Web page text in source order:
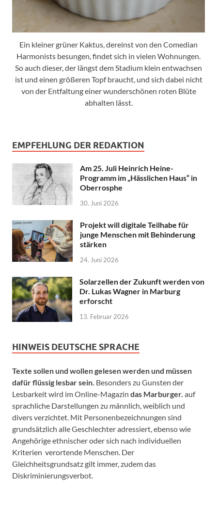
Ein kleiner grüner Kaktus, dereinst von den Comedian
Harmonists besungen, findet sich in vielen Wohnungen.
So auch dieser, der längst dem Stadium klein entwachsen
ist und einen größeren Topf braucht, und sich dabei nicht
von der Entfaltung einer wunderschönen roten Blüte
abhalten lässt.
EMPFEHLUNG DER REDAKTION
Am 25. Juli Heinrich Heine-
Programm im „Hässlichen Haus“ in
Oberrosphe
30. Juni 2026
Projekt will digitale Teilhabe für
junge Menschen mit Behinderung
stärken
24. Juni 2026
Solarzellen der Zukunft werden von
Dr. Lukas Wagner in Marburg
erforscht
13. Februar 2026
HINWEIS DEUTSCHE SPRACHE
Texte sollen und wollen gelesen werden und müssen
dafür flüssig lesbar sein. Besonders zu Gunsten der
Lesbarkeit wird im Online-Magazin das Marburger. auf
sprachliche Darstellungen zu männlich, weiblich und
divers verzichtet. Mit Personenbezeichnungen sind
grundsätzlich alle Geschlechter adressiert, ebenso wie
Angehörige ethnischer oder sich nach individuellen
Kriterien verortende Menschen. Der
Gleichheitsgrundsatz gilt immer, zudem das
Diskriminierungsverbot.